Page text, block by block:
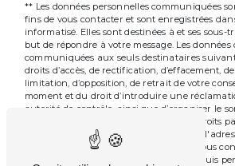
** Les données personnelles communiquées
fins de vous contacter et sont enregistrées
informatisé. Elles sont destinées à et ses sous-
but de répondre à votre message. Les données
communiquées aux seuls destinataires
droits d’accès, de rectification, d’effacement,
limitation, d’opposition, de retrait de votre
moment et du droit d’introduire une
autorité de contrôle, ainsi que d’organiser le
post-mortem. Vous pouvez exercer ces droits
l'adresse ou par courrier électronique à
d'identité pourra vous être demandé. Nous
pendant la période de prise de contact puis